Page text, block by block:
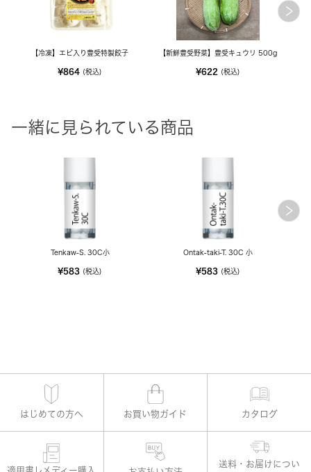
【冷凍】エビ入り豊受特製餃子
¥864 (税込)
【新鮮豊受野菜】豊受キュウリ 500g
¥622 (税込)
一緒に見られている商品
Tenkaw-S. 30C小
¥583 (税込)
Ontak-taki-T. 30C 小
¥583 (税込)
はじめての方へ お買い物ガイド カタログ